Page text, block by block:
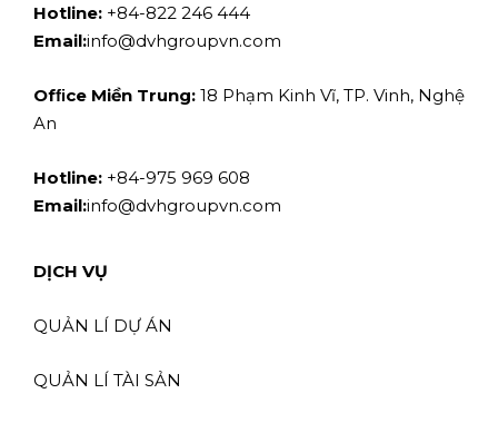
Hotline: +84-822 246 444
Email:info@dvhgroupvn.com
Ofﬁce Miền Trung:18 Phạm Kinh Vĩ, TP. Vinh, Nghệ
An
Hotline: +84-975 969 608
Email:info@dvhgroupvn.com
DỊCH VỤ
QUẢN LÍ DỰ ÁN
QUẢN LÍ TÀI SẢN